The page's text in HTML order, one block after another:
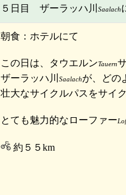
５日目 ザーラッハ川 Saalach
朝食：ホテルにて
この日は、タウエルンTauern
ザーラッハ川
Saalachが、どの
壮大なサイクルパスをサイ
とても魅力的なローファー
約５５km